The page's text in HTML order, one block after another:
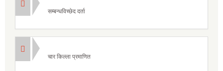
सम्बन्धविच्छेद दर्ता
चार किल्ला प्रमाणित